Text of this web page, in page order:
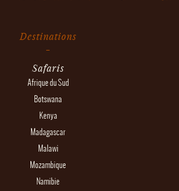
Destinations
Safaris
Afrique du Sud
Botswana
Kenya
Madagascar
Malawi
Mozambique
Namibie